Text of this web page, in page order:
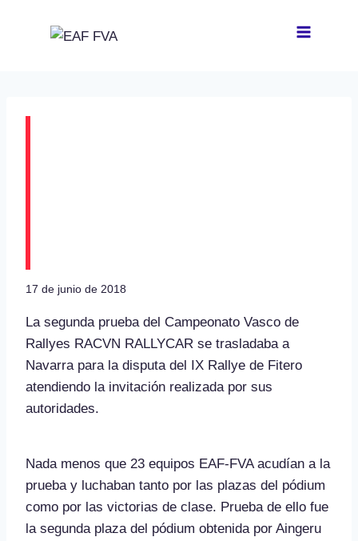
17 de junio de 2018
La segunda prueba del Campeonato Vasco de
Rallyes RACVN RALLYCAR se trasladaba a
Navarra para la disputa del IX Rallye de Fitero
atendiendo la invitación realizada por sus
autoridades.
Nada menos que 23 equipos EAF-FVA acudían a la
prueba y luchaban tanto por las plazas del pódium
como por las victorias de clase. Prueba de ello fue
la segunda plaza del pódium obtenida por Aingeru